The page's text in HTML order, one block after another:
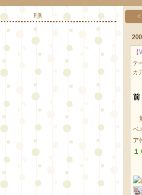
PR <
テ
カ
前
ベ
ア
１